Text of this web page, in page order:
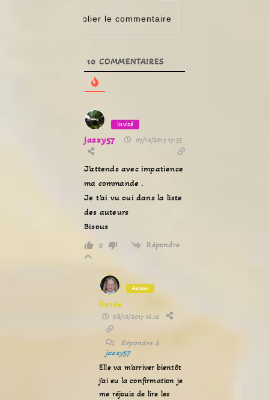
10 COMMENTAIRES
Invité
jazzy57 07/10/2017 17:35
J’attends avec impatience
ma commande .
Je t’ai vu oui dans la liste
des auteurs
Bisous
0 Répondre
Auteur
Renée
08/10/2017 16:12
Répondre à
jazzy57
Elle va m’arriver bientôt
j’ai eu la confirmation je
me réjouis de lire les